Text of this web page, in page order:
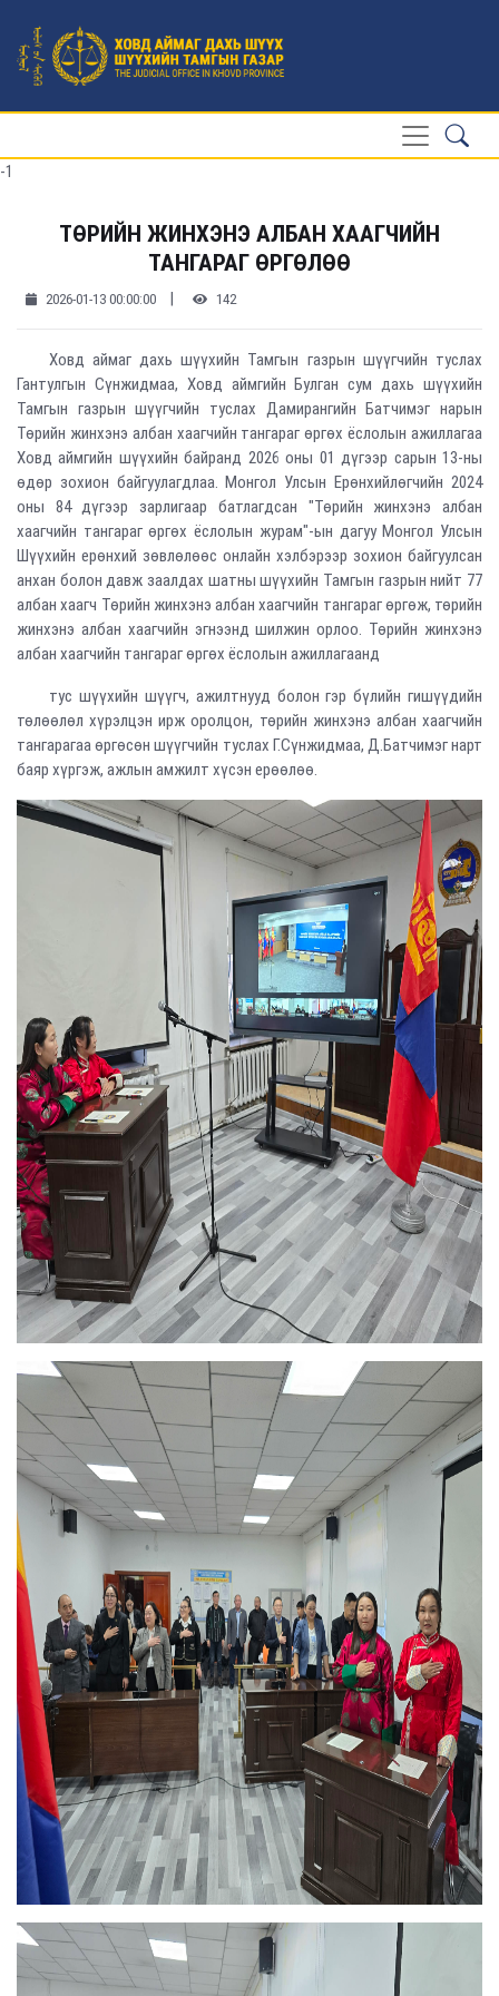
-1
ТӨРИЙН ЖИНХЭНЭ АЛБАН ХААГЧИЙН
ТАНГАРАГ ӨРГӨЛӨӨ
2026-01-13 00:00:00 | 142
Ховд аймаг дахь шүүхийн Тамгын газрын шүүгчийн туслах
Гантулгын Сүнжидмаа, Ховд аймгийн Булган сум дахь шүүхийн
Тамгын газрын шүүгчийн туслах Дамирангийн Батчимэг нарын
Төрийн жинхэнэ албан хаагчийн тангараг өргөх ёслолын ажиллагаа
Ховд аймгийн шүүхийн байранд 2026 оны 01 дүгээр сарын 13-ны
өдөр зохион байгуулагдлаа. Монгол Улсын Ерөнхийлөгчийн 2024
оны 84 дүгээр зарлигаар батлагдсан "Төрийн жинхэнэ албан
хаагчийн тангараг өргөх ёслолын журам"-ын дагуу Монгол Улсын
Шүүхийн ерөнхий зөвлөлөөс онлайн хэлбэрээр зохион байгуулсан
анхан болон давж заалдах шатны шүүхийн Тамгын газрын нийт 77
албан хаагч Төрийн жинхэнэ албан хаагчийн тангараг өргөж, төрийн
жинхэнэ албан хаагчийн эгнээнд шилжин орлоо. Төрийн жинхэнэ
албан хаагчийн тангараг өргөх ёслолын ажиллагаанд
тус шүүхийн шүүгч, ажилтнууд болон гэр бүлийн гишүүдийн
төлөөлөл хүрэлцэн ирж оролцон, төрийн жинхэнэ албан хаагчийн
тангарагаа өргөсөн шүүгчийн туслах Г.Сүнжидмаа, Д.Батчимэг нарт
баяр хүргэж, ажлын амжилт хүсэн ерөөлөө.